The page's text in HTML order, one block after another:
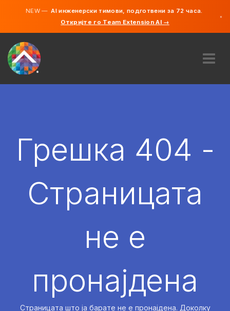
NEW —AI инженерски тимови, подготвени за 72 часа.
Откријте го Team Extension AI →
×
АНГАЖИРАЈ
Грешка 404 -
Страницата
не е
пронајдена
Страницата што ја барате не е пронајдена. Доколку